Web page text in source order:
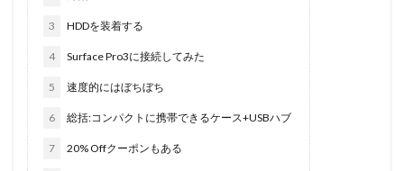
3 HDDを装着する
4 Surface Pro3に接続してみた
5 速度的にはぼちぼち
6 総括:コンパクトに携帯できるケース+USBハブ
7 20% Offクーポンもある